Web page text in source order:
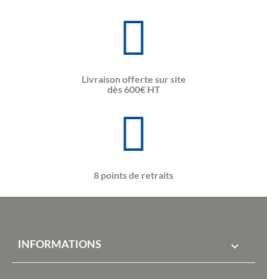
Livraison offerte sur site
dès 600€ HT
8 points de retraits
INFORMATIONS 